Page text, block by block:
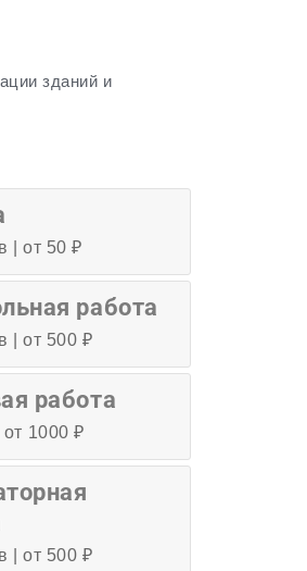
зданий и
| от 50 ₽
работа
| от 500 ₽
работа
1000 ₽
| от 500 ₽